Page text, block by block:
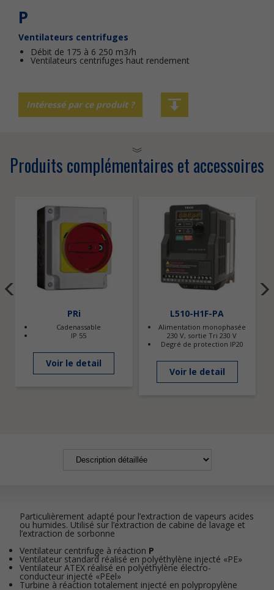
P
Ventilateurs centrifuges
Débit de 175 à 6 250 m3/h
Ventilateurs centrifuges haut rendement
Intéressé par ce produit ?
Produits complémentaires et accessoires
PRi
Cadenassable
IP 55
Voir le detail
L510-H1F-PA
Alimentation monophasée
230 V, sortie Tri 230 V
Degré de protection IP20
Voir le detail
Particulièrement adapté pour l’extraction de vapeurs acides
ou humides. Utilisé sur l’extraction de cabine de lavage et
l’extraction de sorbonne
Ventilateur centrifuge à réaction P
Ventilateur standard réalisé en polyéthylène injecté «PE»
Ventilateur ATEX réalisé en polyéthylène électro-
conducteur injecté «PEel»
Turbine à réaction totalement injecté en polypropylène